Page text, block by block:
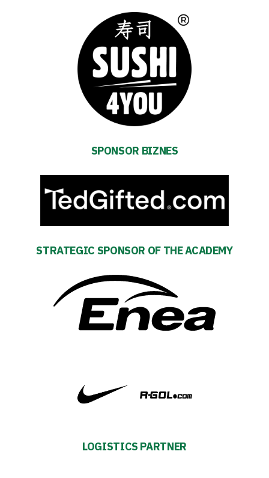
schedule
Tickets
Contact
SPONSOR BIZNES
STRATEGIC SPONSOR OF THE ACADEMY
LOGISTICS PARTNER